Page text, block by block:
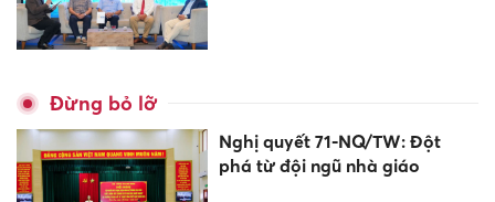
Đừng bỏ lỡ
Nghị quyết 71-NQ/TW: Đột
phá từ đội ngũ nhà giáo